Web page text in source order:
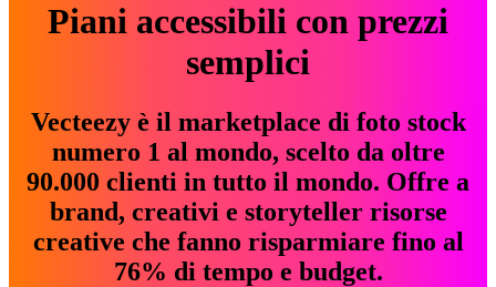
Piani accessibili con prezzi
semplici
Vecteezy è il marketplace di foto stock
numero 1 al mondo, scelto da oltre
90.000 clienti in tutto il mondo. Offre a
brand, creativi e storyteller risorse
creative che fanno risparmiare fino al
76% di tempo e budget.